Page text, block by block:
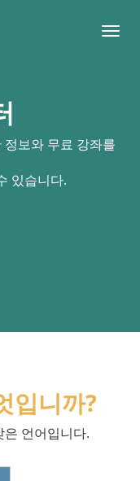
메
보와 무료 강좌를
있습니다.
입니까?
언어입니다.